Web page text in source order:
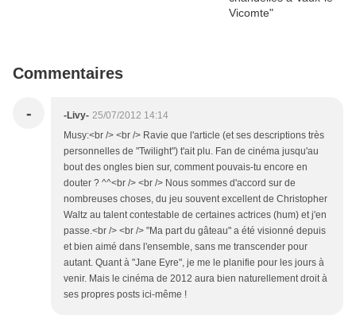
Commentaires
- -Livy- 25/07/2012 14:14
Musy:<br /> <br /> Ravie que l'article (et ses descriptions très
personnelles de "Twilight") t'ait plu. Fan de cinéma jusqu'au
bout des ongles bien sur, comment pouvais-tu encore en
douter ? ^^<br /> <br /> Nous sommes d'accord sur de
nombreuses choses, du jeu souvent excellent de Christopher
Waltz au talent contestable de certaines actrices (hum) et j'en
passe.<br /> <br /> "Ma part du gâteau" a été visionné depuis
et bien aimé dans l'ensemble, sans me transcender pour
autant. Quant à "Jane Eyre", je me le planifie pour les jours à
venir. Mais le cinéma de 2012 aura bien naturellement droit à
ses propres posts ici-même !